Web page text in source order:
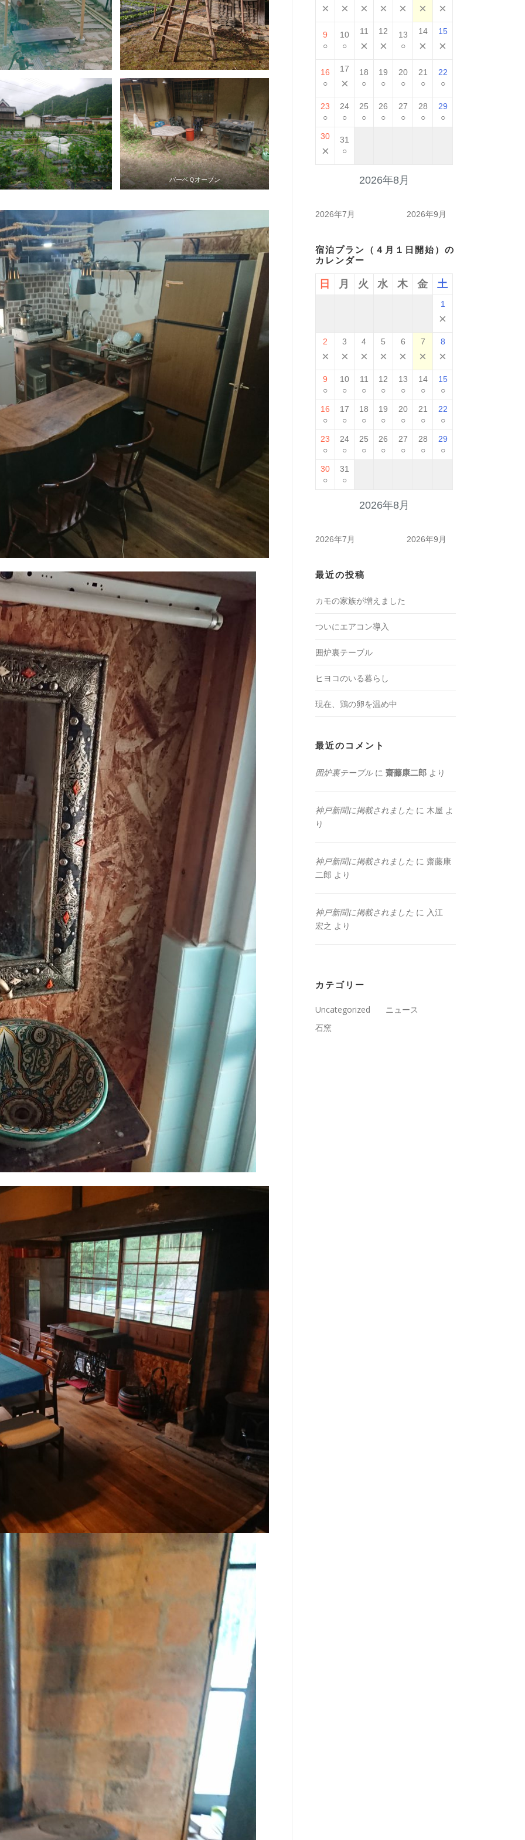
バーベＱオーブン 2026年8月
× × × × × × ×
9
○
10
○
11
×
12
×
13
○
14
×
15
×
16
○
17
×
18
○
19
○
20
○
21
○
22
○
23
○
24
○
25
○
26
○
27
○
28
○
29
○
30
×
31
○
2026年7月 2026年9月
宿泊プラン（４月１日開始）の
カレンダー
2026年8月
日 月 火 水 木 金 土
1
×
2
×
3
×
4
×
5
×
6
×
7
×
8
×
9
○
10
○
11
○
12
○
13
○
14
○
15
○
16
○
17
○
18
○
19
○
20
○
21
○
22
○
23
○
24
○
25
○
26
○
27
○
28
○
29
○
30
○
31
○
2026年7月 2026年9月
最近の投稿
カモの家族が増えました
ついにエアコン導入
囲炉裏テーブル
ヒヨコのいる暮らし
現在、鶏の卵を温め中
最近のコメント
囲炉裏テーブルに 齋藤康二郎 より
神戸新聞に掲載されました に 木屋 よ
り
神戸新聞に掲載されました に 齋藤康
二郎 より
神戸新聞に掲載されました に 入江
宏之 より
カテゴリー
Uncategorized
ニュース
石窯